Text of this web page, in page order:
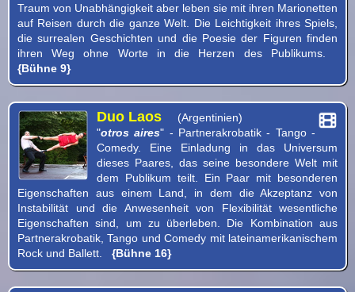
Traum von Unabhängigkeit aber leben sie mit ihren Marionetten
auf Reisen durch die ganze Welt. Die Leichtigkeit ihres Spiels,
die surrealen Geschichten und die Poesie der Figuren finden
ihren Weg ohne Worte in die Herzen des Publikums.
{Bühne 9}
Duo Laos
(Argentinien)
"otros aires" - Partnerakrobatik - Tango -
Comedy. Eine Einladung in das Universum
dieses Paares, das seine besondere Welt mit
dem Publikum teilt. Ein Paar mit besonderen
Eigenschaften aus einem Land, in dem die Akzeptanz von
Instabilität und die Anwesenheit von Flexibilität wesentliche
Eigenschaften sind, um zu überleben. Die Kombination aus
Partnerakrobatik, Tango und Comedy mit lateinamerikanischem
Rock und Ballett. {Bühne 16}